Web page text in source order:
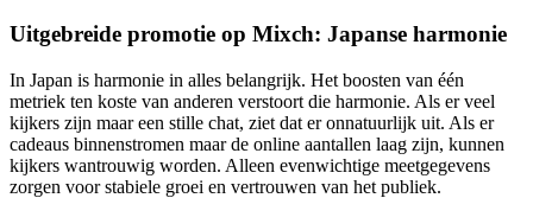
Uitgebreide promotie op Mixch: Japanse harmonie
In Japan is harmonie in alles belangrijk. Het boosten van één
metriek ten koste van anderen verstoort die harmonie. Als er veel
kijkers zijn maar een stille chat, ziet dat er onnatuurlijk uit. Als er
cadeaus binnenstromen maar de online aantallen laag zijn, kunnen
kijkers wantrouwig worden. Alleen evenwichtige meetgegevens
zorgen voor stabiele groei en vertrouwen van het publiek.